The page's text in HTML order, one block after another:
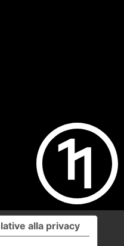
alla privacy